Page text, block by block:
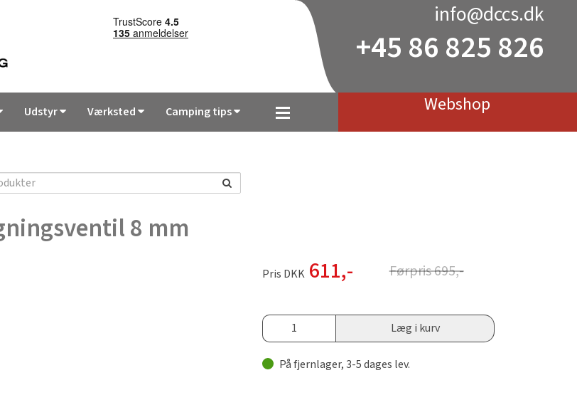
info@dccs.dk
+45 86 825 826
Udstyr Værksted Camping tips Webshop
8 mm
Pris DKK 611,- Førpris695,-
Læg i kurv
På fjernlager, 3-5 dages lev.